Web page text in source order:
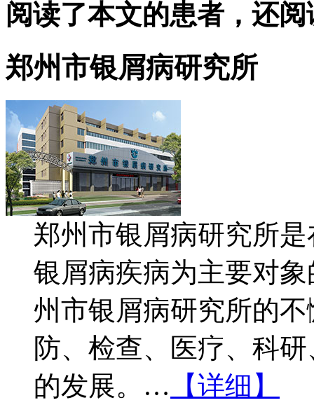
阅读了本文的患者，还
郑州市银屑病研究所
郑州市银屑病研究所
银屑病疾病为主要对
州市银屑病研究所的
防、检查、医疗、科
的发展。… 【详细】